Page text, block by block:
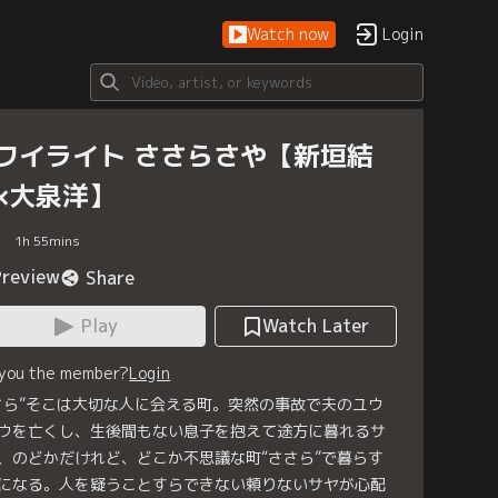
Watch now Login
イライト ささらさや【新垣結
泉洋】
1h 55mins
Share
Play
Watch Later
the member?Login
ら”そこは大切な人に会える町。突然の事故で夫のユウ
を亡くし、生後間もない息子を抱えて途方に暮れるサ
のどかだけれど、どこか不思議な町“ささら”で暮らす
なる。人を疑うことすらできない頼りないサヤが心配